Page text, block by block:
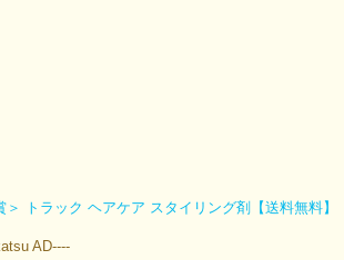
トラック ヘアケア スタイリング剤【送料無料】
AD----